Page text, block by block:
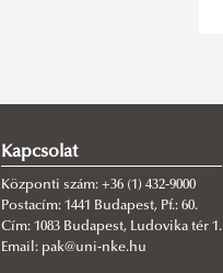
Kapcsolat
Központi szám: +36 (1) 432-9000
Postacím: 1441 Budapest, Pf.: 60.
Cím: 1083 Budapest, Ludovika tér 1.
Email: pak@uni-nke.hu